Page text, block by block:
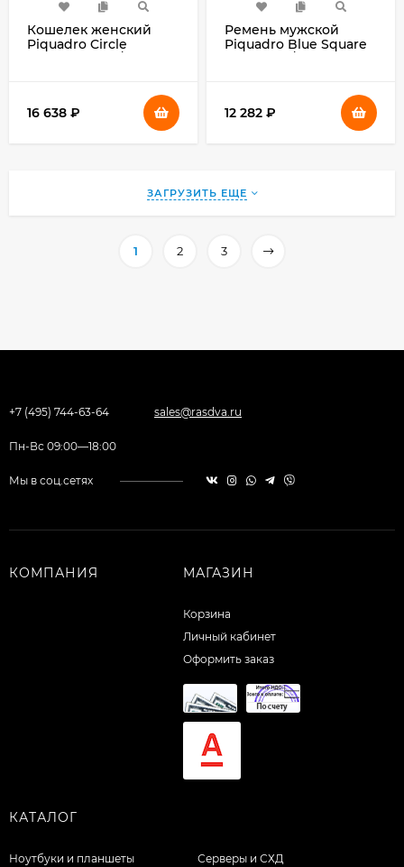
Кошелек женский
Piquadro Circle
16 638 ₽
Ремень мужской
Piquadro Blue Square
12 282 ₽
ЗАГРУЗИТЬ ЕЩЕ
1 2 3
+7 (495) 744-63-64 sales@rasdva.ru
Пн-Вс 09:00—18:00
Мы в соц.сетях
КОМПАНИЯ МАГАЗИН
Корзина
Личный кабинет
Оформить заказ
КАТАЛОГ
Ноутбуки и планшеты
Серверы и СХД